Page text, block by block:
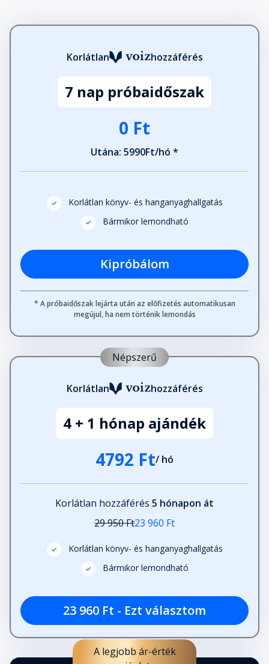
Fejezet hossza: 00:07:22
Ennél rosszabb már nem is lehetne
Fejezet hossza: 00:05:20
Kérlek, hagyj végre békén!
Fejezet hossza: 00:04:25
Fejezet hossza: 00:15:37
Fejezet hossza: 00:13:37
Fehér farkas
A csoda benned van
Fejezet hossza: 00:13:16
Korlátlan hozzáférés
7 nap próbaidőszak
0 Ft
Utána: 5990Ft/hó *
Korlátlan könyv- és hanganyaghallgatás
Bármikor lemondható
Kipróbálom
* A próbaidőszak lejárta után az előfizetés automatikusan
megújul, ha nem történik lemondás
Népszerű
Korlátlan hozzáférés
4 + 1 hónap ajándék
4792 Ft/ hó
Korlátlan hozzáférés 5 hónapon át
29 950 Ft23 960 Ft
Korlátlan könyv- és hanganyaghallgatás
Bármikor lemondható
23 960 Ft - Ezt választom
A legjobb ár-érték